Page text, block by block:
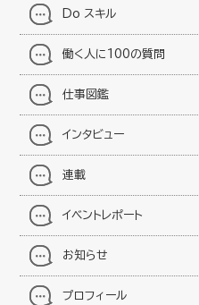
Do スキル
働く人に100の質問
仕事図鑑
インタビュー
連載
イベントレポート
お知らせ
プロフィール